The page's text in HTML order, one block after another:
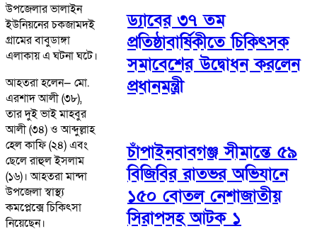
উপজেলার ভালাইন
ইউনিয়নের চকজামদই
গ্রামের বাবুডাঙ্গা
এলাকায় এ ঘটনা ঘটে।
আহতরা হলেন— মো.
এরশাদ আলী (৩৮),
তার দুই ভাই মাহবুর
আলী (৩৪) ও আব্দুল্লাহ
হেল কাফি (২৪) এবং
ছেলে রাহুল ইসলাম
(১৬)। আহতরা মান্দা
উপজেলা স্বাস্থ্য
কমপ্লেক্সে চিকিৎসা
নিয়েছেন।
ড্যাবের ৩৭ তম
প্রতিষ্ঠাবার্ষিকীতে চিকিৎসক
সমাবেশের উদ্বোধন করলেন
প্রধানমন্ত্রী
চাঁপাইনবাবগঞ্জ সীমান্তে ৫৯
বিজিবির রাতভর অভিযানে
১৫০ বোতল নেশাজাতীয়
সিরাপসহ আটক ১